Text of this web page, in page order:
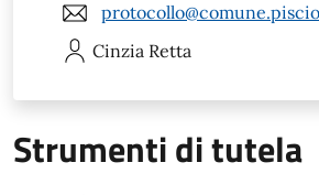
Cinzia Retta
Strumenti di tutela